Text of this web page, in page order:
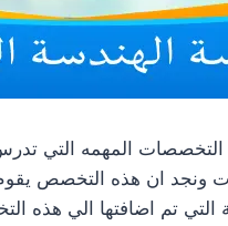
التخصصات المهمه التي
ونجد ان هذه التخصص يقوم
التي تم اضافتها الي هذه